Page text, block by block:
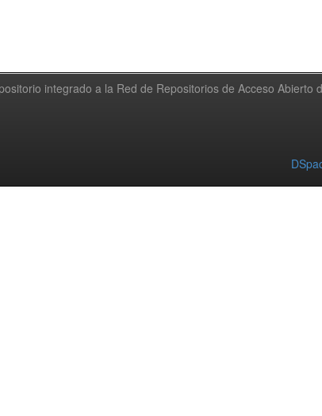
integrado a la Red de Repositorios de Acceso Abierto